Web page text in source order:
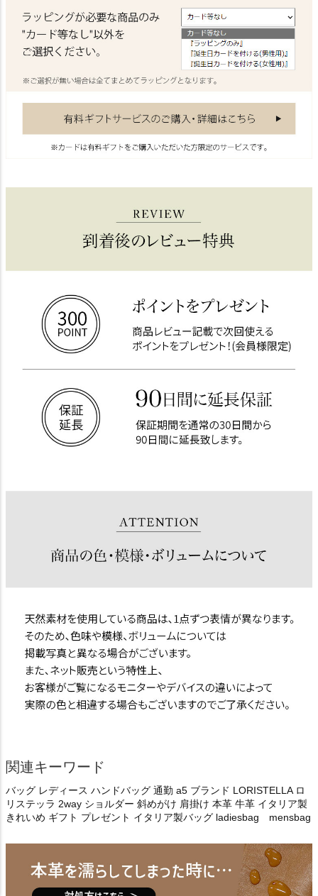
関連キーワード
バッグ レディース ハンドバッグ 通勤 a5 ブランド LORISTELLA ロ
リステッラ 2way ショルダー 斜めがけ 肩掛け 本革 牛革 イタリア製
きれいめ ギフト プレゼント イタリア製バッグ ladiesbag mensbag